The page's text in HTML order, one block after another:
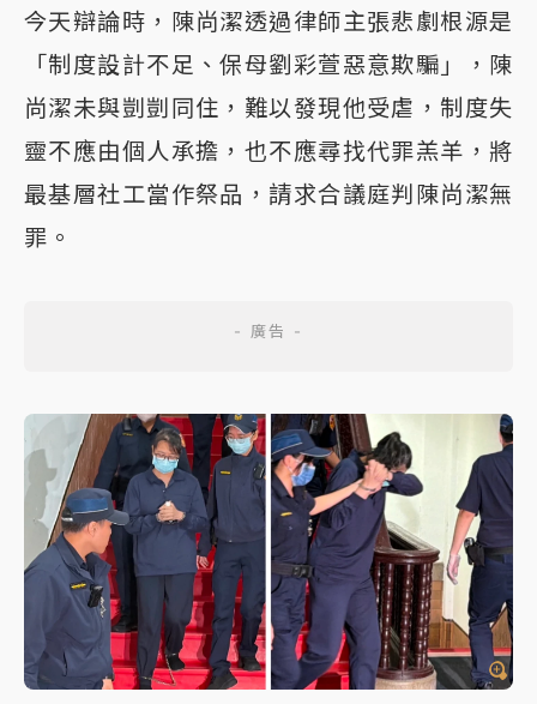
今天辯論時，陳尚潔透過律師主張悲劇根源是
「制度設計不足、保母劉彩萱惡意欺騙」，陳
尚潔未與剴剴同住，難以發現他受虐，制度失
靈不應由個人承擔，也不應尋找代罪羔羊，將
最基層社工當作祭品，請求合議庭判陳尚潔無
罪。